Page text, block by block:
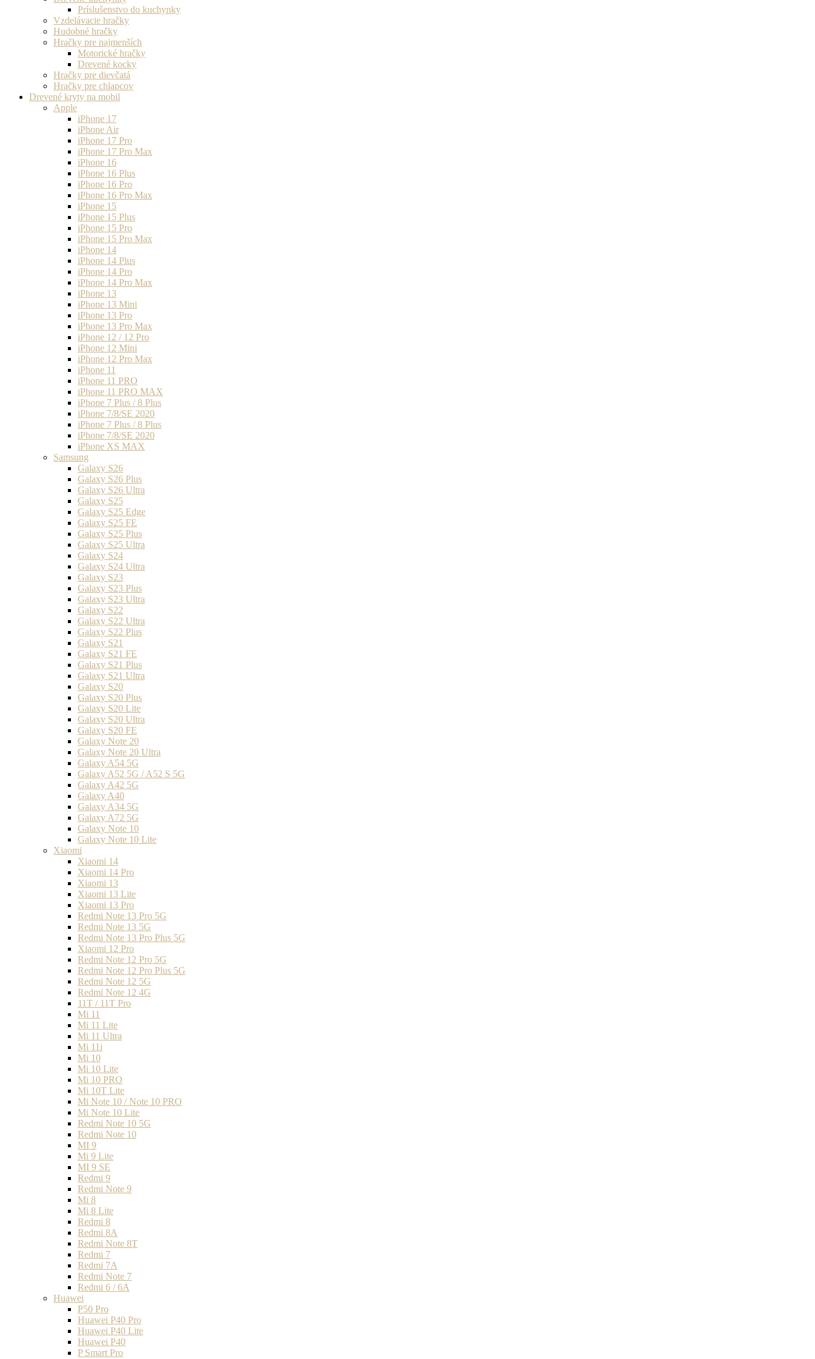
Príslušenstvo do kuchynky
Vzdelávacie hračky
Hudobné hračky
Hračky pre najmenších
Motorické hračky
Drevené kocky
Hračky pre dievčatá
Hračky pre chlapcov
Drevené kryty na mobil
Apple
iPhone 17
iPhone Air
iPhone 17 Pro
iPhone 17 Pro Max
iPhone 16
iPhone 16 Plus
iPhone 16 Pro
iPhone 16 Pro Max
iPhone 15
iPhone 15 Plus
iPhone 15 Pro
iPhone 15 Pro Max
iPhone 14
iPhone 14 Plus
iPhone 14 Pro
iPhone 14 Pro Max
iPhone 13
iPhone 13 Mini
iPhone 13 Pro
iPhone 13 Pro Max
iPhone 12 / 12 Pro
iPhone 12 Mini
iPhone 12 Pro Max
iPhone 11
iPhone 11 PRO
iPhone 11 PRO MAX
iPhone 7 Plus / 8 Plus
iPhone 7/8/SE 2020
iPhone 7 Plus / 8 Plus
iPhone 7/8/SE 2020
iPhone XS MAX
Samsung
Galaxy S26
Galaxy S26 Plus
Galaxy S26 Ultra
Galaxy S25
Galaxy S25 Edge
Galaxy S25 FE
Galaxy S25 Plus
Galaxy S25 Ultra
Galaxy S24
Galaxy S24 Ultra
Galaxy S23
Galaxy S23 Plus
Galaxy S23 Ultra
Galaxy S22
Galaxy S22 Ultra
Galaxy S22 Plus
Galaxy S21
Galaxy S21 FE
Galaxy S21 Plus
Galaxy S21 Ultra
Galaxy S20
Galaxy S20 Plus
Galaxy S20 Lite
Galaxy S20 Ultra
Galaxy S20 FE
Galaxy Note 20
Galaxy Note 20 Ultra
Galaxy A54 5G
Galaxy A52 5G / A52 S 5G
Galaxy A42 5G
Galaxy A40
Galaxy A34 5G
Galaxy A72 5G
Galaxy Note 10
Galaxy Note 10 Lite
Xiaomi
Xiaomi 14
Xiaomi 14 Pro
Xiaomi 13
Xiaomi 13 Lite
Xiaomi 13 Pro
Redmi Note 13 Pro 5G
Redmi Note 13 5G
Redmi Note 13 Pro Plus 5G
Xiaomi 12 Pro
Redmi Note 12 Pro 5G
Redmi Note 12 Pro Plus 5G
Redmi Note 12 5G
Redmi Note 12 4G
11T / 11T Pro
Mi 11
Mi 11 Lite
Mi 11 Ultra
Mi 11i
Mi 10
Mi 10 Lite
Mi 10 PRO
Mi 10T Lite
Mi Note 10 / Note 10 PRO
Mi Note 10 Lite
Redmi Note 10 5G
Redmi Note 10
MI 9
Mi 9 Lite
MI 9 SE
Redmi 9
Redmi Note 9
Mi 8
Mi 8 Lite
Redmi 8
Redmi 8A
Redmi Note 8T
Redmi 7
Redmi 7A
Redmi Note 7
Redmi 6 / 6A
Huawei
P50 Pro
Huawei P40 Pro
Huawei P40 Lite
Huawei P40
P Smart Pro